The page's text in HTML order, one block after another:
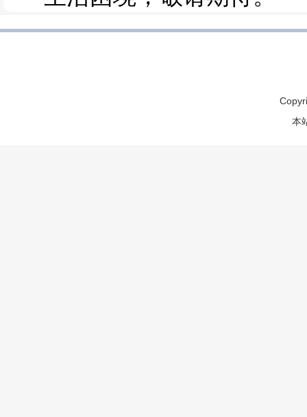
本